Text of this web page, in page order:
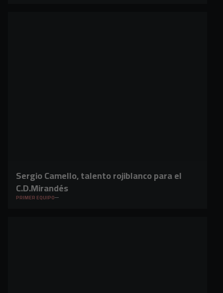
Sergio Camello, talento rojiblanco para el
C.D.Mirandés
PRIMER EQUIPO